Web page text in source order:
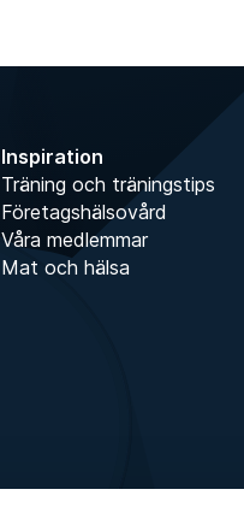
Inspiration
Träning och träningstips
Företagshälsovård
Våra medlemmar
Mat och hälsa